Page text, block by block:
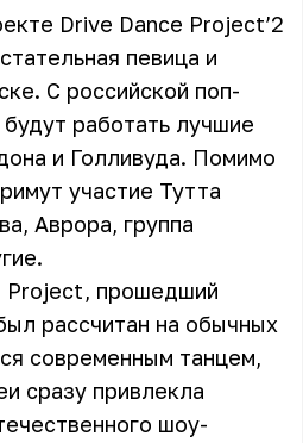
Drive Dance Project’2
певица и
С российской поп-
работать лучшие
и Голливуда. Помимо
участие Тутта
Аврора, группа
Project, прошедший
рассчитан на обычных
современным танцем,
сразу привлекла
шоу-